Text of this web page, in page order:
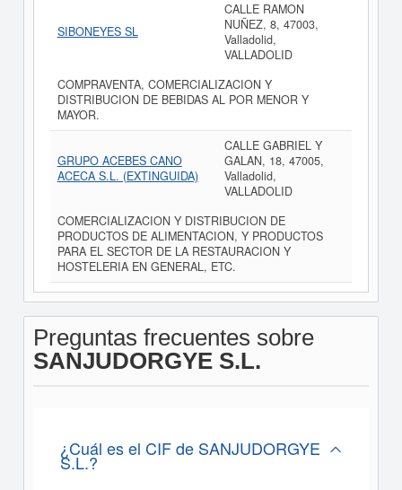
SIBONEYES SL
CALLE RAMON
NUÑEZ, 8, 47003,
Valladolid,
VALLADOLID
COMPRAVENTA, COMERCIALIZACION Y
DISTRIBUCION DE BEBIDAS AL POR MENOR Y
MAYOR.
GRUPO ACEBES CANO
ACECA S.L. (EXTINGUIDA)
CALLE GABRIEL Y
GALAN, 18, 47005,
Valladolid,
VALLADOLID
COMERCIALIZACION Y DISTRIBUCION DE
PRODUCTOS DE ALIMENTACION, Y PRODUCTOS
PARA EL SECTOR DE LA RESTAURACION Y
HOSTELERIA EN GENERAL, ETC.
Preguntas frecuentes sobre
SANJUDORGYE S.L.
¿Cuál es el CIF de SANJUDORGYE
S.L.?